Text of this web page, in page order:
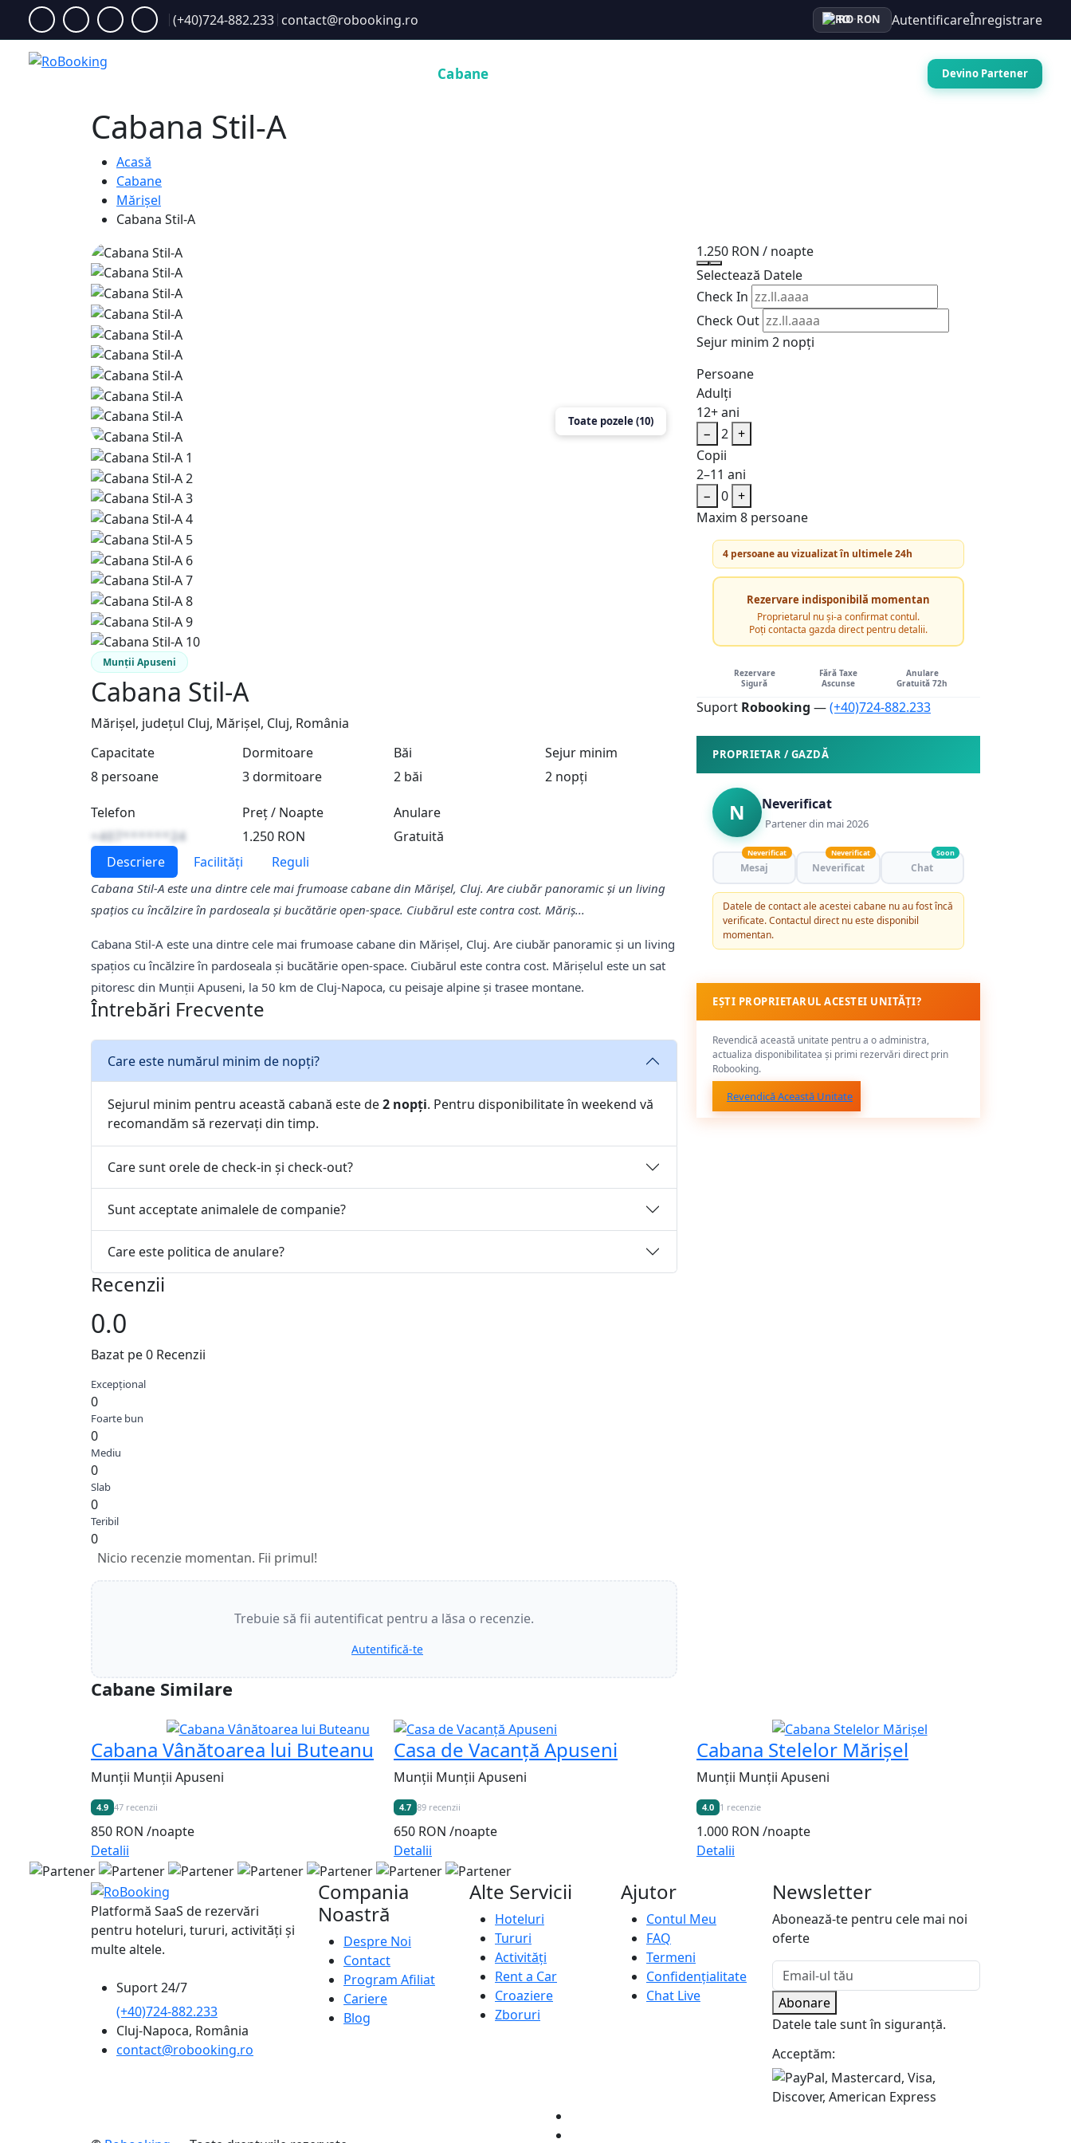
(+40)724-882.233 contact@robooking.ro RO·RON AutentificareÎnregistrare
Cabane Devino Partener
Cabana Stil-A
Acasă
Cabane
Mărișel
Cabana Stil-A
Toate pozele (10)
Munții Apuseni
Cabana Stil-A
Mărișel, județul Cluj, Mărișel, Cluj, România
Capacitate
8 persoane
Dormitoare
3 dormitoare
Băi
2 băi
Sejur minim
2 nopți
Telefon
+407******24
Preț / Noapte
1.250 RON
Anulare
Gratuită
Descriere
Facilități Reguli
Cabana Stil-A este una dintre cele mai frumoase cabane din Mărișel, Cluj. Are ciubăr panoramic și un living
spațios cu încălzire în pardoseala și bucătărie open-space. Ciubărul este contra cost. Măriș...
Cabana Stil-A este una dintre cele mai frumoase cabane din Mărișel, Cluj. Are ciubăr panoramic și un living
spațios cu încălzire în pardoseala și bucătărie open-space. Ciubărul este contra cost. Mărișelul este un sat
pitoresc din Munții Apuseni, la 50 km de Cluj-Napoca, cu peisaje alpine și trasee montane.
Întrebări Frecvente
Care este numărul minim de nopți?
Sejurul minim pentru această cabană este de2 nopți. Pentru disponibilitate în weekend vă
recomandăm să rezervați din timp.
Care sunt orele de check-in și check-out?
Sunt acceptate animalele de companie?
Care este politica de anulare?
Recenzii
0.0
Bazat pe 0 Recenzii
Excepțional
0
Foarte bun
0
Mediu
0
Slab
0
Teribil
0
Nicio recenzie momentan. Fii primul!
Trebuie să fii autentificat pentru a lăsa o recenzie.
Autentifică-te
1.250 RON / noapte
Selectează Datele
Check In
Check Out
Sejur minim 2 nopți
Persoane
Adulți
12+ ani
−
2 +
Copii
2–11 ani
−
0 +
Maxim 8 persoane
4 persoane au vizualizat în ultimele 24h
Rezervare indisponibilă momentan
Proprietarul nu și-a confirmat contul.
Poți contacta gazda direct pentru detalii.
Rezervare
Sigură
Fără Taxe
Ascunse
Anulare
Gratuită 72h
Suport Robooking —(+40)724-882.233
PROPRIETAR / GAZDĂ
N Neverificat
Partener din mai 2026
Mesaj
Neverificat
Neverificat
Neverificat
Chat
Soon
Datele de contact ale acestei cabane nu au fost încă
verificate. Contactul direct nu este disponibil
momentan.
EȘTI PROPRIETARUL ACESTEI UNITĂȚI?
Revendică această unitate pentru a o administra,
actualiza disponibilitatea și primi rezervări direct prin
Robooking.
Revendică Această Unitate
Cabane Similare
Cabana Vânătoarea lui Buteanu
Munții Munții Apuseni
4.9 47 recenzii
850 RON /noapte
Detalii
Casa de Vacanță Apuseni
Munții Munții Apuseni
4.7 89 recenzii
650 RON /noapte
Detalii
Cabana Stelelor Mărișel
Munții Munții Apuseni
4.0 1 recenzie
1.000 RON /noapte
Detalii
Platformă SaaS de rezervări
pentru hoteluri, tururi, activități și
multe altele.
Suport 24/7
(+40)724-882.233
Cluj-Napoca, România
contact@robooking.ro
Compania
Noastră
Despre Noi
Contact
Program Afiliat
Cariere
Blog
Alte Servicii
Hoteluri
Tururi
Activități
Rent a Car
Croaziere
Zboruri
Ajutor
Contul Meu
FAQ
Termeni
Confidențialitate
Chat Live
Newsletter
Abonează-te pentru cele mai noi
oferte
Abonare
Datele tale sunt în siguranță.
Acceptăm: